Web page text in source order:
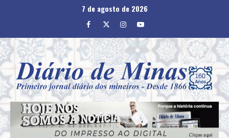
7 de agosto de 2026
Facebook
TwitterInstagram
Youtube